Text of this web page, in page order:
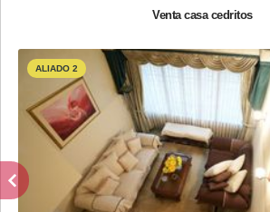
Venta casa cedritos
ALIADO 2